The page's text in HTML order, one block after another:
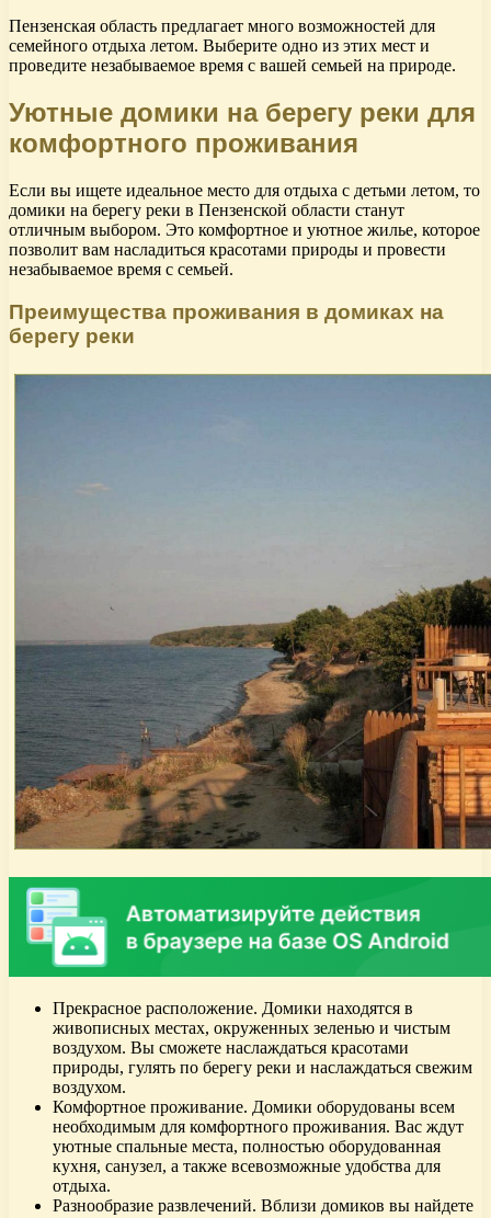
Пензенская область предлагает много возможностей для
семейного отдыха летом. Выберите одно из этих мест и
проведите незабываемое время с вашей семьей на природе.
Уютные домики на берегу реки для
комфортного проживания
Если вы ищете идеальное место для отдыха с детьми летом, то
домики на берегу реки в Пензенской области станут
отличным выбором. Это комфортное и уютное жилье, которое
позволит вам насладиться красотами природы и провести
незабываемое время с семьей.
Преимущества проживания в домиках на
берегу реки
Прекрасное расположение. Домики находятся в
живописных местах, окруженных зеленью и чистым
воздухом. Вы сможете наслаждаться красотами
природы, гулять по берегу реки и наслаждаться свежим
воздухом.
Комфортное проживание. Домики оборудованы всем
необходимым для комфортного проживания. Вас ждут
уютные спальные места, полностью оборудованная
кухня, санузел, а также всевозможные удобства для
отдыха.
Разнообразие развлечений. Вблизи домиков вы найдете